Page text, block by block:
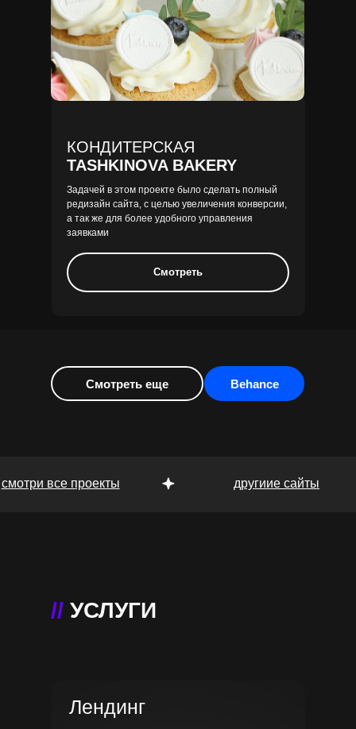
КОНДИТЕРСКАЯ
TASHKINOVA BAKERY
Задачей в этом проекте было сделать полный
редизайн сайта, с целью увеличения конверсии,
а так же для более удобного управления
заявками
Смотреть
туров по Пермскому краю, раскрыть
Смотреть еще Behance
другиие сайты
смотри все проекты
Лендинг
// УСЛУГИ